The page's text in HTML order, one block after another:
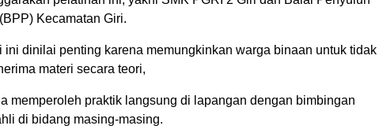
Kecamatan Giri.
ini dinilai penting karena memungkinkan warga binaan untuk tidak
materi secara teori,
memperoleh praktik langsung di lapangan dengan bimbingan
di bidang masing-masing.